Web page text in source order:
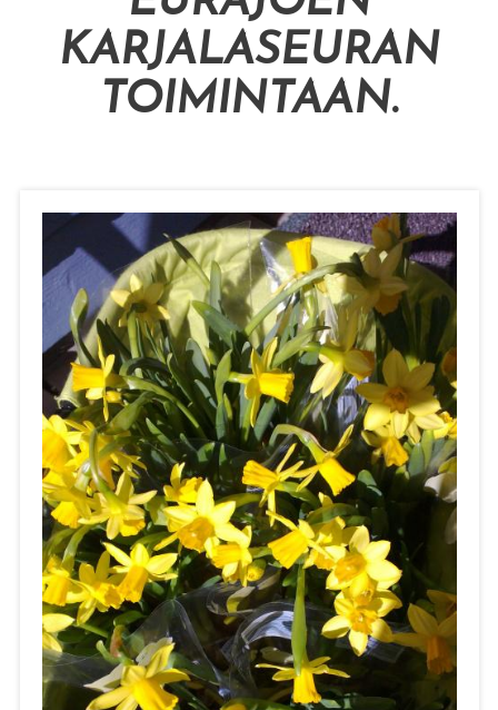
KARJALASEURAN
TOIMINTAAN.